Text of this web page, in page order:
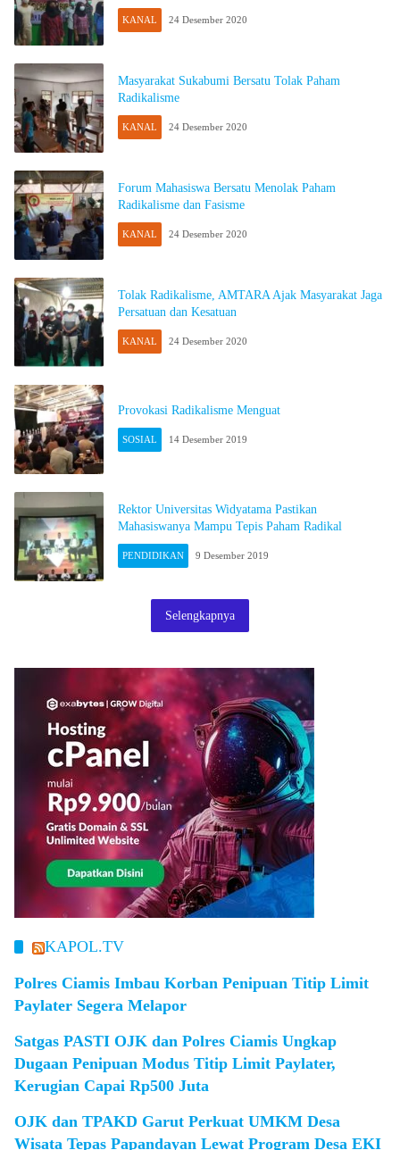
KANAL 24 Desember 2020
Masyarakat Sukabumi Bersatu Tolak Paham
Radikalisme
KANAL 24 Desember 2020
Forum Mahasiswa Bersatu Menolak Paham
Radikalisme dan Fasisme
KANAL 24 Desember 2020
Tolak Radikalisme, AMTARA Ajak Masyarakat Jaga
Persatuan dan Kesatuan
KANAL 24 Desember 2020
Provokasi Radikalisme Menguat
SOSIAL 14 Desember 2019
Rektor Universitas Widyatama Pastikan
Mahasiswanya Mampu Tepis Paham Radikal
PENDIDIKAN 9 Desember 2019
Selengkapnya
KAPOL.TV
Polres Ciamis Imbau Korban Penipuan Titip Limit
Paylater Segera Melapor
Satgas PASTI OJK dan Polres Ciamis Ungkap
Dugaan Penipuan Modus Titip Limit Paylater,
Kerugian Capai Rp500 Juta
OJK dan TPAKD Garut Perkuat UMKM Desa
Wisata Tepas Papandayan Lewat Program Desa EKI